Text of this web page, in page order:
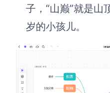
数据分析与策略
AI生成用户画像
子，“山巅”就是山
岁的小孩儿。